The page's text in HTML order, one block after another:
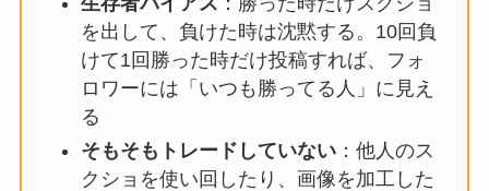
を出して、負けた時は沈黙する。10回負
けて1回勝った時だけ投稿すれば、フォ
ロワーには「いつも勝ってる人」に見え
る
そもそもトレードしていない：他人のス
クショを使い回したり、画像を加工した